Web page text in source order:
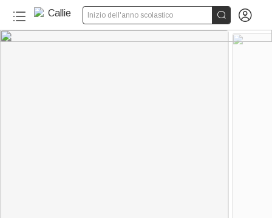
Inizio dell'anno scolastico  